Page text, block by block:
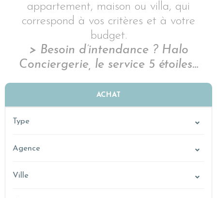
appartement, maison ou villa, qui
correspond à vos critères et à votre
budget.
> Besoin d’intendance ? Halo
Conciergerie, le service 5 étoiles…
ACHAT
Type
Agence
Ville